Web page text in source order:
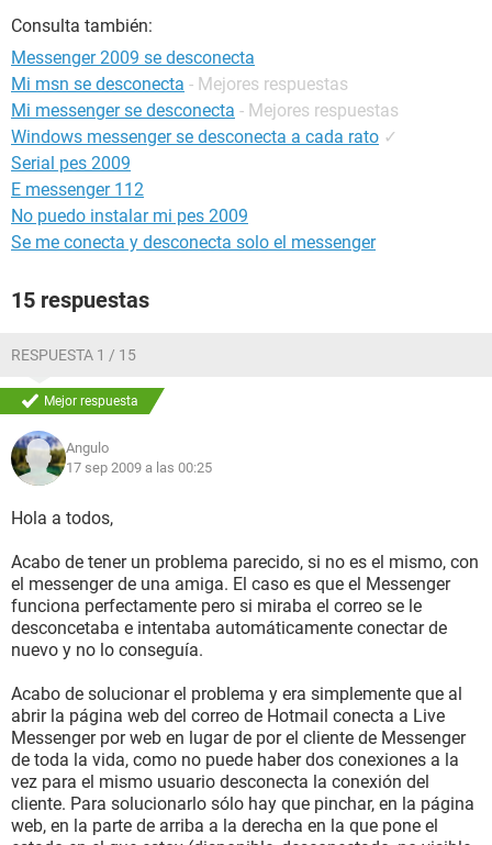
Consulta también:
Messenger 2009 se desconecta
Mi msn se desconecta - Mejores respuestas
Mi messenger se desconecta - Mejores respuestas
Windows messenger se desconecta a cada rato ✓
Serial pes 2009
E messenger 112
No puedo instalar mi pes 2009
Se me conecta y desconecta solo el messenger
15 respuestas
RESPUESTA 1 / 15
Mejor respuesta
Angulo
17 sep 2009 a las 00:25
Hola a todos,
Acabo de tener un problema parecido, si no es el mismo, con
el messenger de una amiga. El caso es que el Messenger
funciona perfectamente pero si miraba el correo se le
desconcetaba e intentaba automáticamente conectar de
nuevo y no lo conseguía.
Acabo de solucionar el problema y era simplemente que al
abrir la página web del correo de Hotmail conecta a Live
Messenger por web en lugar de por el cliente de Messenger
de toda la vida, como no puede haber dos conexiones a la
vez para el mismo usuario desconecta la conexión del
cliente. Para solucionarlo sólo hay que pinchar, en la página
web, en la parte de arriba a la derecha en la que pone el